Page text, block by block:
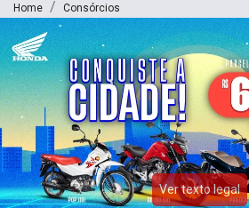
Home Consórcios
Ver texto legal